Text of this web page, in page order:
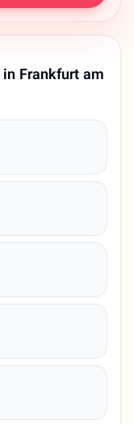
Frankfurt am